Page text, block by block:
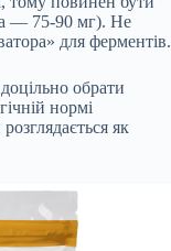
— 75-90 мг). Не
для ферментів.
обрати
нормі
як